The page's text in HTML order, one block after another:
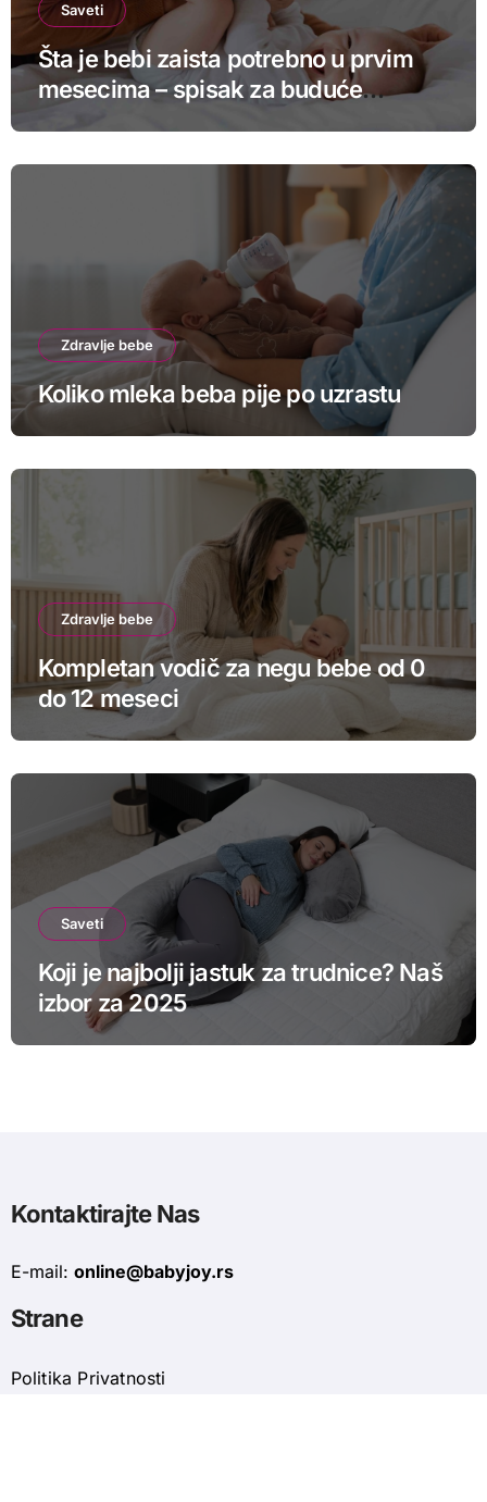
Saveti
Šta je bebi zaista potrebno u prvim
mesecima – spisak za buduće
Zdravlje bebe
Koliko mleka beba pije po uzrastu
Zdravlje bebe
Kompletan vodič za negu bebe od 0
do 12 meseci
Saveti
Koji je najbolji jastuk za trudnice? Naš
izbor za 2025
Kontaktirajte Nas
E-mail: online@babyjoy.rs
Strane
Politika Privatnosti